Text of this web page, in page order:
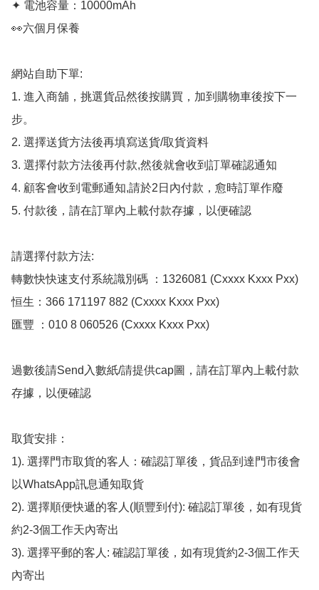
✦ 電池容量：10000mAh
👀六個月保養
網站自助下單:
1. 進入商舖，挑選貨品然後按購買，加到購物車後按下一
步。
2. 選擇送貨方法後再填寫送貨/取貨資料
3. 選擇付款方法後再付款,然後就會收到訂單確認通知
4. 顧客會收到電郵通知,請於2日內付款，愈時訂單作廢
5. 付款後，請在訂單內上載付款存據，以便確認
請選擇付款方法:
轉數快快速支付系統識別碼 ：1326081 (Cxxxx Kxxx Pxx)
恒生：366 171197 882 (Cxxxx Kxxx Pxx)
匯豐 ：010 8 060526 (Cxxxx Kxxx Pxx)
過數後請Send入數紙/請提供cap圖，請在訂單內上載付款
存據，以便確認
取貨安排：
1). 選擇門市取貨的客人：確認訂單後，貨品到達門市後會
以WhatsApp訊息通知取貨
2). 選擇順便快遞的客人(順豐到付): 確認訂單後，如有現貨
約2-3個工作天內寄出
3). 選擇平郵的客人: 確認訂單後，如有現貨約2-3個工作天
內寄出